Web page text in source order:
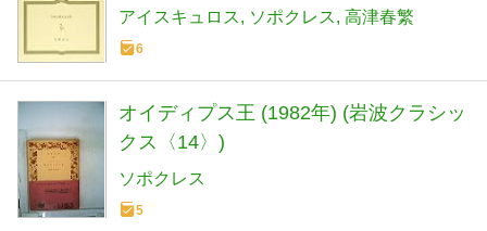
アイスキュロス ソポクレス 高津春繁
6
オイディプス王 (1982年) (岩波クラシッ
クス〈14〉)
ソポクレス
5